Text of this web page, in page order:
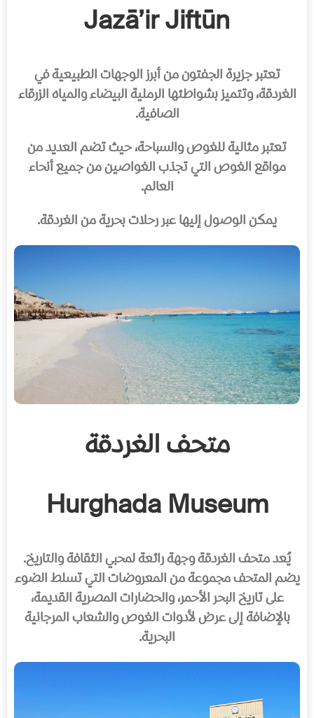
Jazā’ir Jiftūn
تعتبر جزيرة الجفتون من أبرز الوجهات الطبيعية في
الغردقة، وتتميز بشواطئها الرملية البيضاء والمياه الزرقاء
الصافية.
تعتبر مثالية للغوص والسباحة، حيث تضم العديد من
مواقع الغوص التي تجذب الغواصين من جميع أنحاء
العالم.
يمكن الوصول إليها عبر رحلات بحرية من الغردقة.
متحف الغردقة
Hurghada Museum
يُعد متحف الغردقة وجهة رائعة لمحبي الثقافة والتاريخ.
يضم المتحف مجموعة من المعروضات التي تسلط الضوء
على تاريخ البحر الأحمر، والحضارات المصرية القديمة،
بالإضافة إلى عرض لأدوات الغوص والشعاب المرجانية
البحرية.